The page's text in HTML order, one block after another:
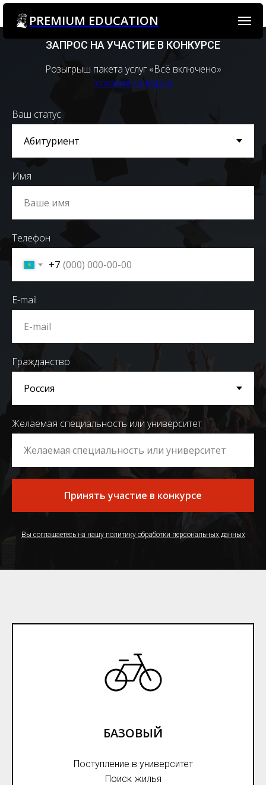
PREMIUM EDUCATION
ЗАПРОС НА УЧАСТИЕ В КОНКУРСЕ
Розыгрыш пакета услуг «Всё включено»
Условия конкурса
Ваш статус
Имя
Телефон
+7
E-mail
Гражданство
Желаемая специальность или университет
Принять участие в конкурсе
Вы соглашаетесь на нашу политику обработки персональных данных
БАЗОВЫЙ
Поступление в университет
Поиск жилья